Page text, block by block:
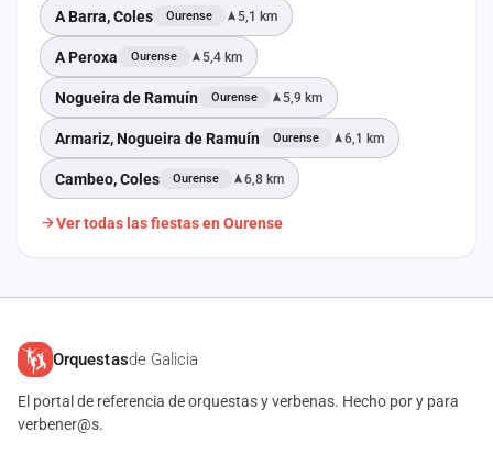
A Barra, Coles Ourense 5,1 km
A Peroxa Ourense 5,4 km
Nogueira de Ramuín Ourense 5,9 km
Armariz, Nogueira de Ramuín Ourense 6,1 km
Cambeo, Coles Ourense 6,8 km
Ver todas las fiestas en Ourense
Orquestasde Galicia
El portal de referencia de orquestas y verbenas. Hecho por y para
verbener@s.